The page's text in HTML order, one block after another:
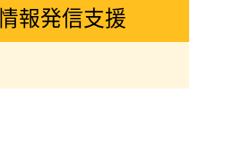
報発信支援